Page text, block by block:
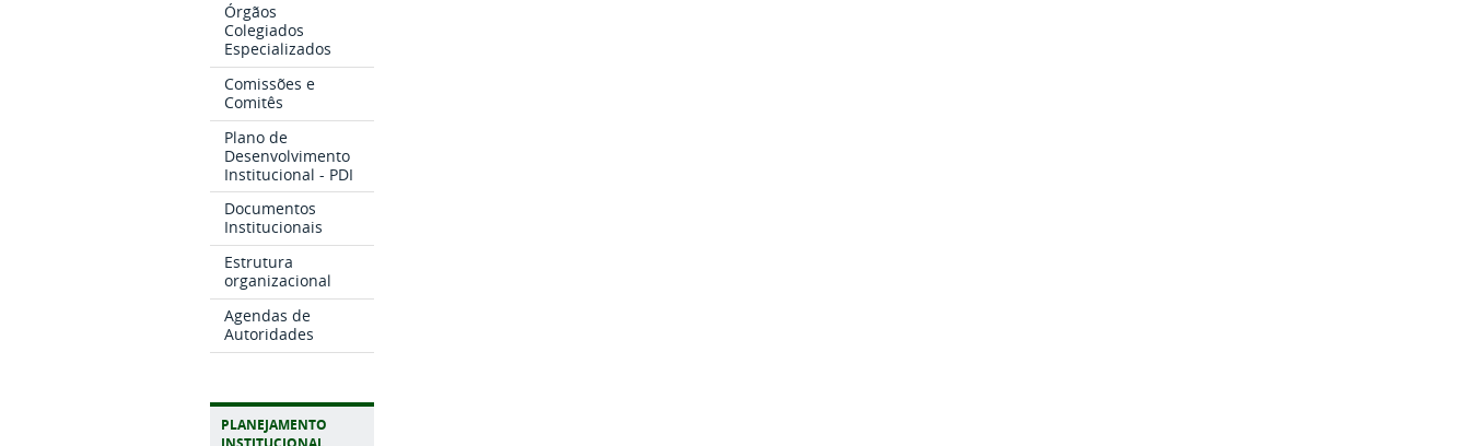
Órgãos
Colegiados
Especializados
Comissões e
Comitês
Plano de
Desenvolvimento
Institucional - PDI
Documentos
Institucionais
Estrutura
organizacional
Agendas de
Autoridades
PLANEJAMENTO